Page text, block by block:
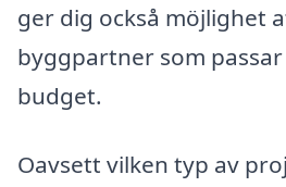
ger dig också möjlighet
byggpartner som
budget.
Oavsett vilken typ av